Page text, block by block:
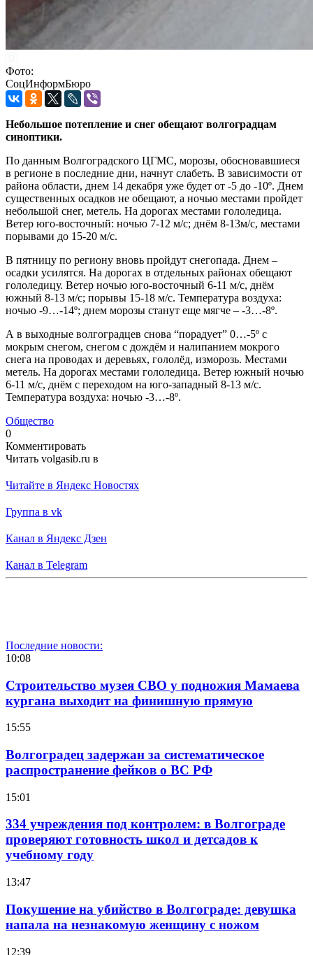
Фото:
СоцИнформБюро
Небольшое потепление и снег обещают волгоградцам
синоптики.
По данным Волгоградского ЦГМС, морозы, обосновавшиеся
в регионе в последние дни, начнут слабеть. В зависимости от
района области, днем 14 декабря уже будет от -5 до -10º. Днем
существенных осадков не обещают, а ночью местами пройдет
небольшой снег, метель. На дорогах местами гололедица.
Ветер юго-восточный: ночью 7-12 м/с; днём 8-13м/с, местами
порывами до 15-20 м/с.
В пятницу по региону вновь пройдут снегопада. Днем –
осадки усилятся. На дорогах в отдельных районах обещают
гололедицу. Ветер ночью юго-восточный 6-11 м/с, днём
южный 8-13 м/с; порывы 15-18 м/с. Температура воздуха:
ночью -9…-14º; днем морозы станут еще мягче – -3…-8º.
А в выходные волгоградцев снова “порадует” 0…-5º с
мокрым снегом, снегом с дождём и налипанием мокрого
снега на проводах и деревьях, гололёд, изморозь. Местами
метель. На дорогах местами гололедица. Ветер южный ночью
6-11 м/с, днём с переходом на юго-западный 8-13 м/с.
Температура воздуха: ночью -3…-8º.
Общество
0
Комментировать
Читать volgasib.ru в
Читайте в Яндекс Новостях
Группа в vk
Канал в Яндекс Дзен
Канал в Telegram
Последние новости:
10:08
Строительство музея СВО у подножия Мамаева
кургана выходит на финишную прямую
15:55
Волгоградец задержан за систематическое
распространение фейков о ВС РФ
15:01
334 учреждения под контролем: в Волгограде
проверяют готовность школ и детсадов к
учебному году
13:47
Покушение на убийство в Волгограде: девушка
напала на незнакомую женщину с ножом
12:39